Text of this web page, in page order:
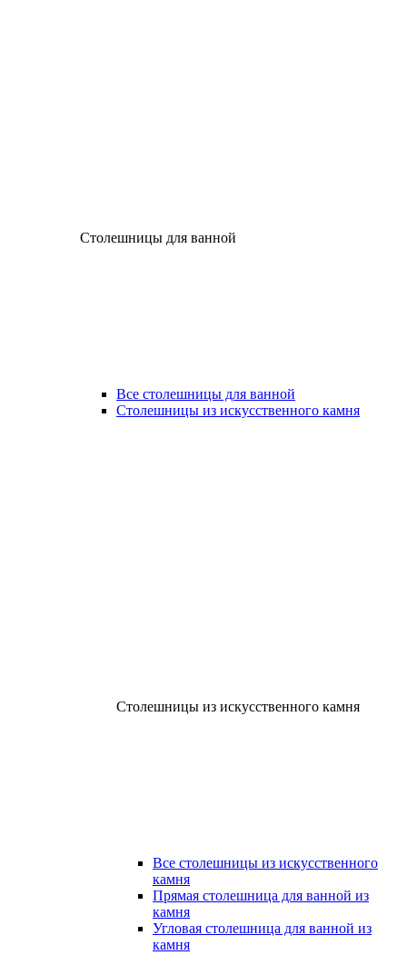
Столешницы для ванной
Все столешницы для ванной
Столешницы из искусственного камня
Столешницы из искусственного камня
Все столешницы из искусственного
камня
Прямая столешница для ванной из
камня
Угловая столешница для ванной из
камня